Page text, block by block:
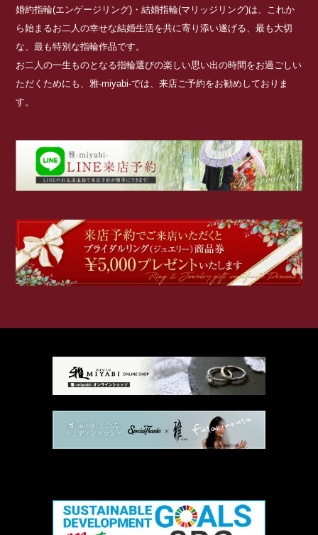
婚約指輪(エンゲージリング)・結婚指輪(マリッジリング)は、これか
ら始まるお二人の幸せな結婚生活を共に寄り添い遂げる、最も大切
な、最も特別な指輪作品です。
お二人の一生ものとなる指輪選びの楽しい思い出の時間をお過ごしい
ただくためにも、雅-miyabi-では、来店ご予約をお勧めしておりま
す。